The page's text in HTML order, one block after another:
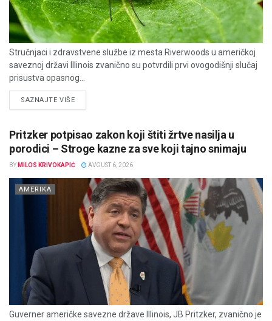
Stručnjaci i zdravstvene službe iz mesta Riverwoods u američkoj
saveznoj državi Illinois zvanično su potvrdili prvi ovogodišnji slučaj
prisustva opasnog...
SAZNAJTE VIŠEDETAILS
Pritzker potpisao zakon koji štiti žrtve nasilja u
porodici – Stroge kazne za sve koji tajno snimaju
BY MILOS KRIVOKAPIĆ AVGUST 6, 2026
AMERIKA
Guverner američke savezne države Illinois, JB Pritzker, zvanično je